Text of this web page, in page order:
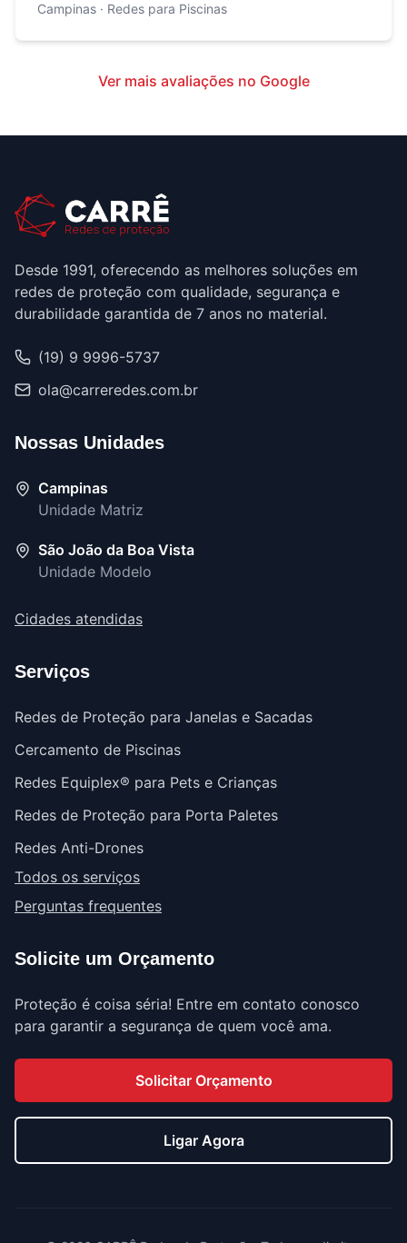
Campinas · Redes para Piscinas
Ver mais avaliações no Google
Desde 1991, oferecendo as melhores soluções em
redes de proteção com qualidade, segurança e
durabilidade garantida de 7 anos no material.
(19) 9 9996-5737
ola@carreredes.com.br
Nossas Unidades
Campinas
Unidade Matriz
São João da Boa Vista
Unidade Modelo
Cidades atendidas
Serviços
Redes de Proteção para Janelas e Sacadas
Cercamento de Piscinas
Redes Equiplex® para Pets e Crianças
Redes de Proteção para Porta Paletes
Redes Anti-Drones
Todos os serviços
Perguntas frequentes
Solicite um Orçamento
Proteção é coisa séria! Entre em contato conosco
para garantir a segurança de quem você ama.
Solicitar Orçamento
Ligar Agora